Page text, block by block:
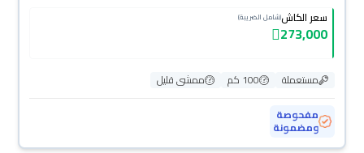
سعر الكاش(شامل الضريبة)
273,000
مستعملة 100 كم
ممشى قليل
مفحوصة
ومضمونة